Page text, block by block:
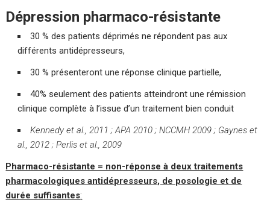
Dépression pharmaco-résistante
30 % des patients déprimés ne répondent pas aux
différents antidépresseurs,
30 % présenteront une réponse clinique partielle,
40% seulement des patients atteindront une rémission
clinique complète à l’issue d’un traitement bien conduit
Kennedy et al., 2011 ; APA 2010 ; NCCMH 2009 ; Gaynes et
al., 2012 ; Perlis et al., 2009
Pharmaco-résistante = non-réponse à deux traitements
pharmacologiques antidépresseurs, de posologie et de
durée suffisantes: